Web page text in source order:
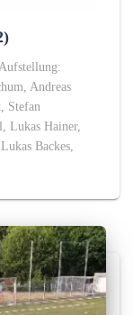
Andreas
Stefan
Lukas Hainer,
Backes,